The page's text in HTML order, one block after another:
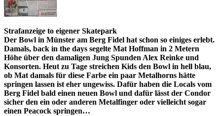
Strafanzeige to eigener Skatepark
Der Bowl in Münster am Berg Fidel hat schon so einiges erlebt.
Damals, back in the days segelte Mat Hoffman in 2 Metern
Höhe über den damaligen Jung Spunden Alex Reinke und
Konsorten. Heut zu Tage streichen Kids den Bowl in hell blau,
ob Mat damals für diese Farbe ein paar Metalhorns hätte
springen lassen ist eher ungewiss. Dafür haben die Locals vom
Berg Fidel bald einen neuen Bowl und dafür lässt der Condor
sicher den ein oder anderen Metalfinger oder vielleicht sogar
einen Peacock springen…